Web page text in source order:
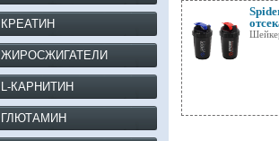
КРЕАТИН
ЖИРОСЖИГАТЕЛИ
L-КАРНИТИН
ГЛЮТАМИН